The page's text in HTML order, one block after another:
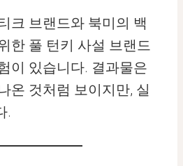
크 브랜드와 북미의 백
한 풀 턴키 사설 브랜드
이 있습니다. 결과물은
온 것처럼 보이지만, 실
.